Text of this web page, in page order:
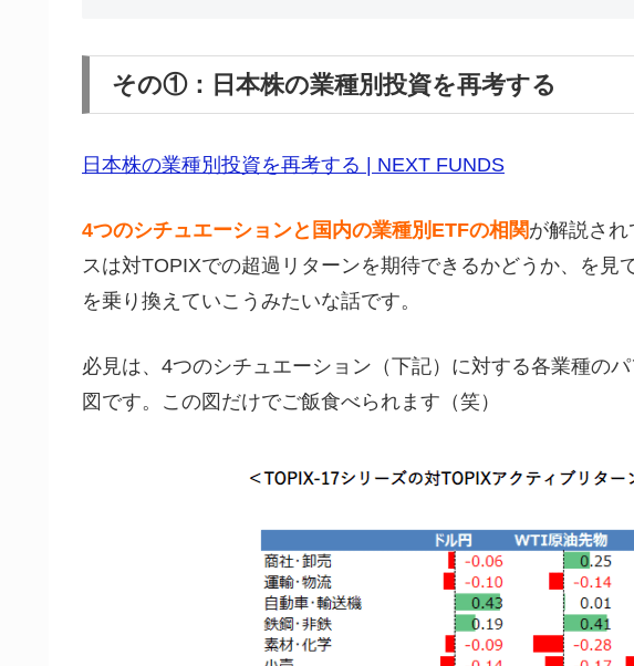
その①：日本株の業種別投資を再考する
日本株の業種別投資を再考する | NEXT FUNDS
4つのシチュエーションと国内の業種別ETFの相関が解説さ
スは対TOPIXでの超過リターンを期待できるかどうか、を見
を乗り換えていこうみたいな話です。
必見は、4つのシチュエーション（下記）に対する各業種の
図です。この図だけでご飯食べられます（笑）